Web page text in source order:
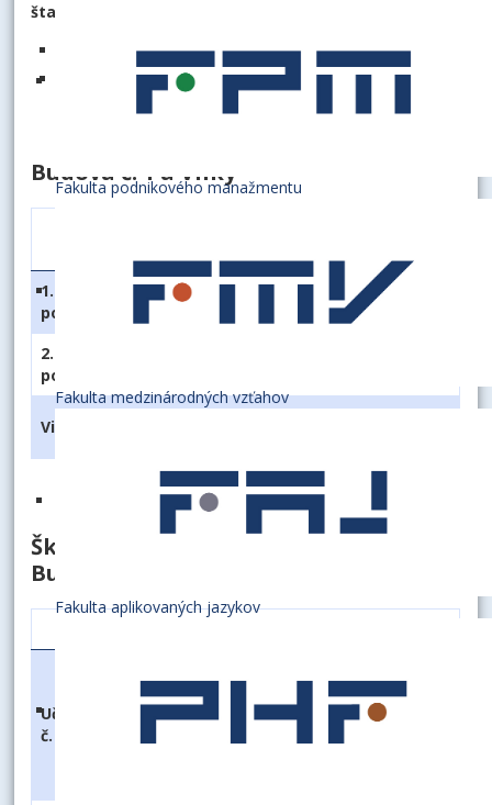
Fakulta podnikového manažmentu
Fakulta medzinárodných vzťahov
Fakulta aplikovaných jazykov
štandardom ubytovania
v Budove č. 1 (staršia budova oproti bazénu)
2 vilky pri vchode do objektu
Budova č. 1 a Vilky
1.
poschodie
1 (1 lôžko) 6 (12 lôžok) 0
2.
poschodie
Vilky
2 x 3 (12
Školiaca kapacita v zrekonštruovanej
Budove č. 2
Učebňa
č. 1
24 osôb
(notebooky)